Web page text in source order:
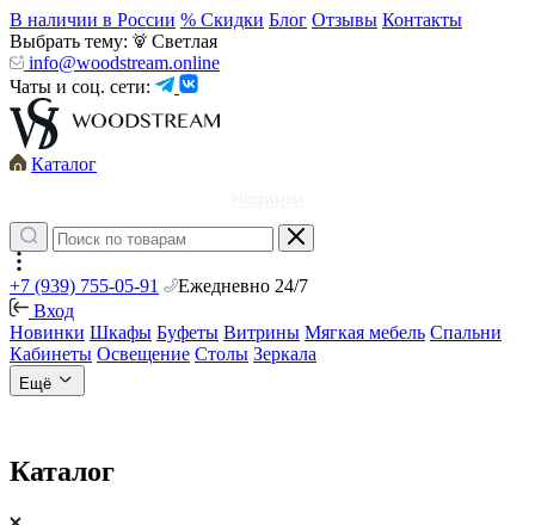
В наличии в России % Скидки Блог Отзывы Контакты
Выбрать тему:
Светлая
info@woodstream.online
Чаты и соц. сети:
Каталог
+7 (939) 755-05-91
Ежедневно 24/7
Вход
Новинки Шкафы Буфеты Витрины Мягкая мебель Спальни
Кабинеты Освещение Столы Зеркала
Ещё
Каталог